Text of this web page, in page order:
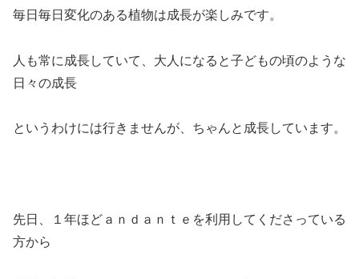
毎日毎日変化のある植物は成長が楽しみです。
人も常に成長していて、大人になると子どもの頃のような
日々の成長
というわけには行きませんが、ちゃんと成長しています。
先日、１年ほどａｎｄａｎｔｅを利用してくださっている
方から